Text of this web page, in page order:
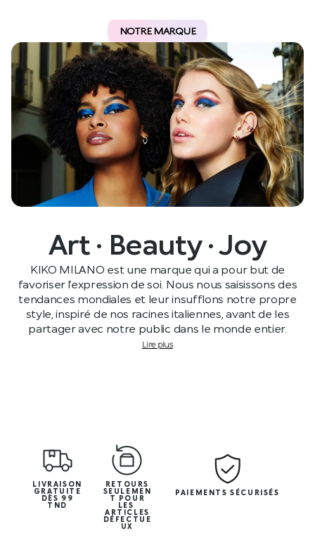
NOTRE MARQUE
Art · Beauty · Joy
KIKO MILANO est une marque qui a pour but de
favoriser l’expression de soi. Nous nous saisissons des
tendances mondiales et leur insufflons notre propre
style, inspiré de nos racines italiennes, avant de les
partager avec notre public dans le monde entier.
Lire plus
LIVRAISON
GRATUITE
DÈS 99
TND
RETOURS
SEULEMEN
T POUR
LES
ARTICLES
DÉFECTUE
UX
PAIEMENTS SÉCURISÉS